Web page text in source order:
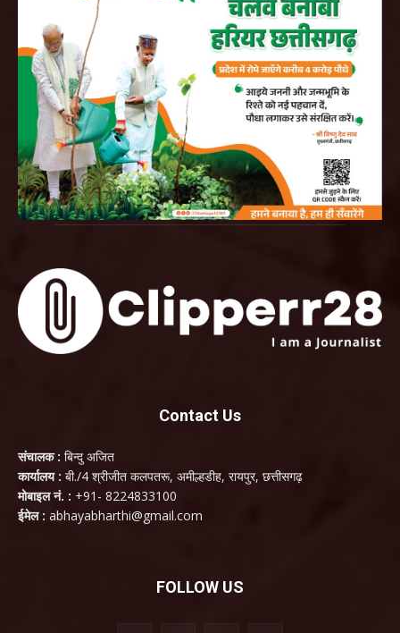
Contact Us
संचालक : बिन्दु अजित
कार्यालय : बी./4 श्रीजीत कलपतरू, अमील्हडीह, रायपुर, छत्तीसगढ़
मोबाइल नं. : +91- 8224833100
ईमेल : abhayabharthi@gmail.com
FOLLOW US